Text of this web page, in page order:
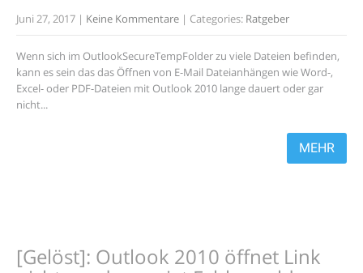
Juni 27, 2017 | Keine Kommentare | Categories: Ratgeber
Wenn sich im OutlookSecureTempFolder zu viele Dateien befinden,
kann es sein das das Öffnen von E-Mail Dateianhängen wie Word-,
Excel- oder PDF-Dateien mit Outlook 2010 lange dauert oder gar
nicht...
MEHR
[Gelöst]: Outlook 2010 öffnet Link